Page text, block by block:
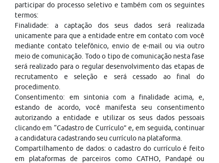
participar do processo seletivo e também com os seguintes
termos:
Finalidade: a captação dos seus dados será realizada
unicamente para que a entidade entre em contato com você
mediante contato telefônico, envio de e-mail ou via outro
meio de comunicação. Todo o tipo de comunicação nesta fase
será realizado para o regular desenvolvimento das etapas de
recrutamento e seleção e será cessado ao final do
procedimento.
Consentimento: em sintonia com a finalidade acima, e,
estando de acordo, você manifesta seu consentimento
autorizando a entidade e utilizar os seus dados pessoais
clicando em “Cadastro de Currículo” e, em seguida, continuar
a candidatura cadastrando seu currículo na plataforma.
Compartilhamento de dados: o cadastro do currículo é feito
em plataformas de parceiros como CATHO, Pandapé ou